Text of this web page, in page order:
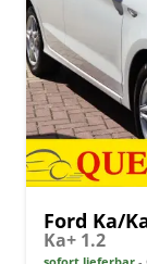
Ford Ka/
Ka+ 1.2